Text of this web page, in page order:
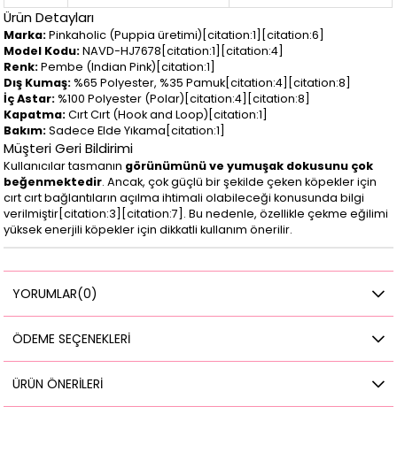
Ürün Detayları
Marka:Pinkaholic (Puppia üretimi)[citation:1][citation:6]
Model Kodu:NAVD-HJ7678[citation:1][citation:4]
Renk:Pembe (Indian Pink)[citation:1]
Dış Kumaş:%65 Polyester, %35 Pamuk[citation:4][citation:8]
İç Astar:%100 Polyester (Polar)[citation:4][citation:8]
Kapatma:Cırt Cırt (Hook and Loop)[citation:1]
Bakım:Sadece Elde Yıkama[citation:1]
Müşteri Geri Bildirimi
Kullanıcılar tasmanın görünümünü ve yumuşak dokusunu çok
beğenmektedir. Ancak, çok güçlü bir şekilde çeken köpekler için
cırt cırt bağlantıların açılma ihtimali olabileceği konusunda bilgi
verilmiştir[citation:3][citation:7]. Bu nedenle, özellikle çekme eğilimi
yüksek enerjili köpekler için dikkatli kullanım önerilir.
YORUMLAR(0)
ÖDEME SEÇENEKLERI
ÜRÜN ÖNERILERI